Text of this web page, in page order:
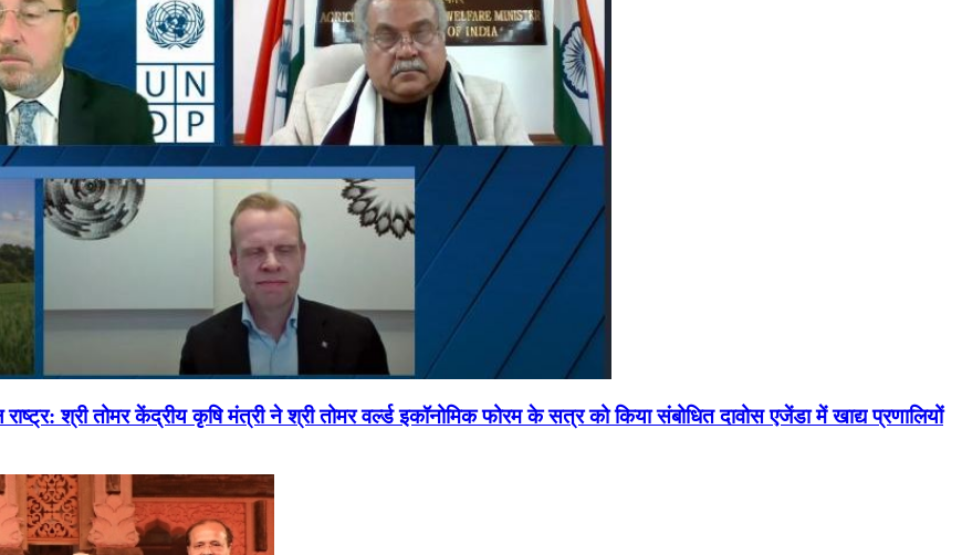
श्री तोमर केंद्रीय कृषि मंत्री ने श्री तोमर वर्ल्ड इकॉनोमिक फोरम के सत्र को किया संबोधित दावोस एजेंडा में खाद्य प्रणालियों